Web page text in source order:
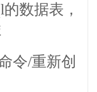
数据表，
令/重新创